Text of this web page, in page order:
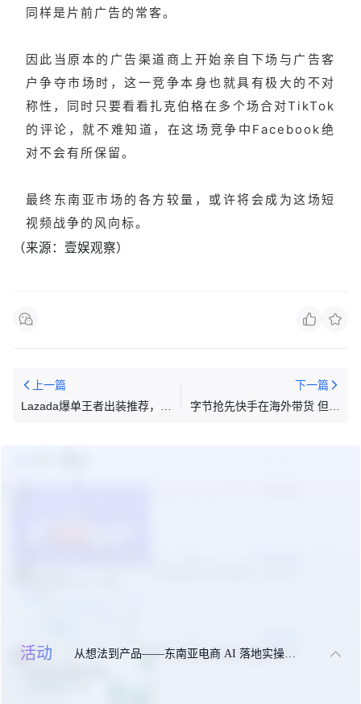
活动
同样是片前广告的常客。
因此当原本的广告渠道商上开始亲自下场与广告客
户争夺市场时，这一竞争本身也就具有极大的不对
称性，同时只要看看扎克伯格在多个场合对TikTok
的评论，就不难知道，在这场竞争中Facebook绝
对不会有所保留。
最终东南亚市场的各方较量，或许将会成为这场短
视频战争的风向标。
（来源：壹娱观察）
上一篇
Lazada爆单王者出装推荐，四
下一篇
字节抢先快手在海外带货 但出
3 东南亚出海合规实操指南手册